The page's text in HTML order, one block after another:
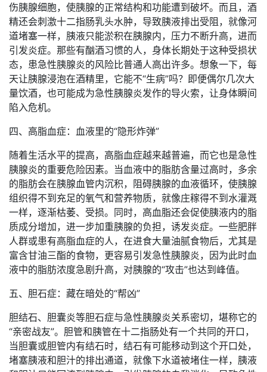
伤胰腺细胞，使胰腺的正常结构和功能遭到破坏。而且，酒
精还会刺激十二指肠乳头水肿，导致胰液排出受阻，就像河
道堵塞一样，胰液只能淤积在胰腺内，压力不断升高，进而
引发炎症。那些有酗酒习惯的人，身体长期处于这种受损状
态，患急性胰腺炎的风险比普通人高出许多。想象一下，每
天让胰腺浸泡在酒精里，它能不“生病”吗？即便偶尔几次大
量饮酒，也可能成为急性胰腺炎发作的导火索，让身体瞬间
陷入危机。
四、高脂血症：血液里的“隐形炸弹”
随着生活水平的提高，高脂血症越来越普遍，而它也是急性
胰腺炎的重要危险因素。当血液中的脂肪含量过高时，多余
的脂肪会在胰腺血管内沉积，阻碍胰腺的血液循环，使胰腺
组织得不到充足的氧气和营养物质，就像庄稼得不到水灌溉
一样，逐渐枯萎、受损。同时，高血脂还会促使胰液内的脂
质成分增加，进一步加重胰腺的负担，诱发炎症。一些肥胖
人群或患有高脂血症的人，在进食大量油腻食物后，尤其是
富含甘油三酯的食物，更容易引发急性胰腺炎，因为此时血
液中的脂肪浓度急剧升高，对胰腺的“攻击”也达到峰值。
五、胆石症：藏在暗处的“帮凶”
胆结石、胆囊炎等胆石症与急性胰腺炎关系密切，堪称它的
“亲密战友”。胆管和胰管在十二指肠处有一个共同的开口，
当胆囊或胆管内有结石时，结石有可能移动到这个开口处，
堵塞胰液和胆汁的排出通道，就像下水道被堵住一样，胰液